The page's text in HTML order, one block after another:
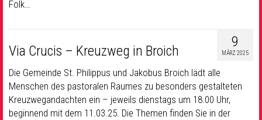
Folk…
9
MÄRZ 2025
Via Crucis – Kreuzweg in Broich
Die Gemeinde St. Philippus und Jakobus Broich lädt alle
Menschen des pastoralen Raumes zu besonders gestalteten
Kreuzwegandachten ein – jeweils dienstags um 18.00 Uhr,
beginnend mit dem 11.03.25. Die Themen finden Sie in der